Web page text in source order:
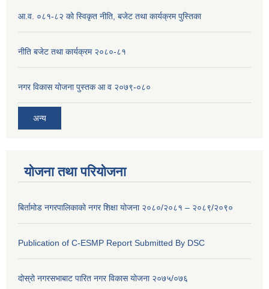
आ.व. ०८१-८२ को स्विकृत नीति, बजेट तथा कार्यक्रम पुस्तिका
नीति बजेट तथा कार्यक्रम २०८०-८१
नगर विकास योजना पुस्तक आ व २०७९-०८०
अन्य
योजना तथा परियोजना
बिर्तामोड नगरपालिकाको नगर शिक्षा योजना २०८०/२०८१ – २०८९/२०९०
Publication of C-ESMP Report Submitted By DSC
दोस्रो नगरसभाबाट पारित नगर विकास योजना २०७५/०७६